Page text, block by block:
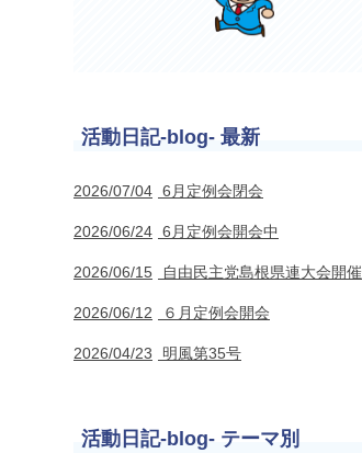
活動日記-blog- 最新
2026/07/04 6月定例会閉会
2026/06/24 6月定例会開会中
2026/06/15 自由民主党島根県連大会開催
2026/06/12 ６月定例会開会
2026/04/23 明風第35号
活動日記-blog- テーマ別